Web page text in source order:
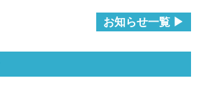
お知らせ一覧 ▶